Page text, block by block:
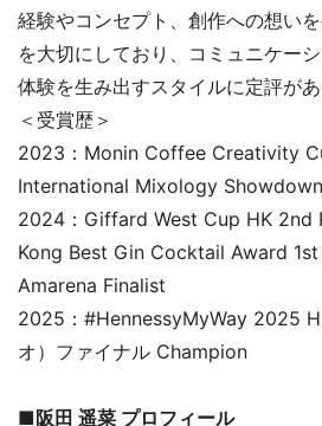
経験やコンセプト、創作への想い
を大切にしており、コミュニケー
体験を生み出すスタイルに定評があ
＜受賞歴＞
2023：Monin Coffee Creativity
International Mixology
2024：Giffard West Cup HK 2nd
Kong Best Gin Cocktail Award
Amarena Finalist
2025：#HennessyMyWay 2025
オ）ファイナル Champion
■阪田 遥菜 プロフィール